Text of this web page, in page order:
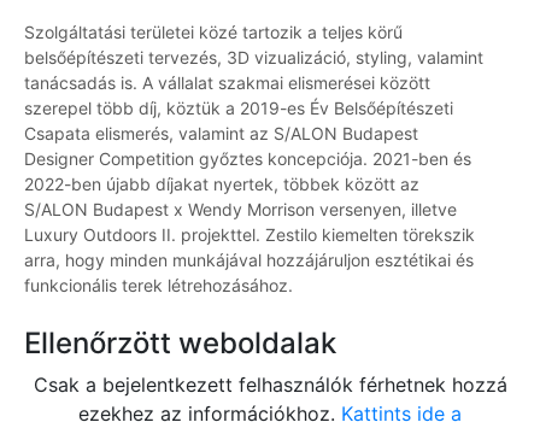
Szolgáltatási területei közé tartozik a teljes körű
belsőépítészeti tervezés, 3D vizualizáció, styling, valamint
tanácsadás is. A vállalat szakmai elismerései között
szerepel több díj, köztük a 2019-es Év Belsőépítészeti
Csapata elismerés, valamint az S/ALON Budapest
Designer Competition győztes koncepciója. 2021-ben és
2022-ben újabb díjakat nyertek, többek között az
S/ALON Budapest x Wendy Morrison versenyen, illetve
Luxury Outdoors II. projekttel. Zestilo kiemelten törekszik
arra, hogy minden munkájával hozzájáruljon esztétikai és
funkcionális terek létrehozásához.
Ellenőrzött weboldalak
Csak a bejelentkezett felhasználók férhetnek hozzá
ezekhez az információkhoz. Kattints ide a